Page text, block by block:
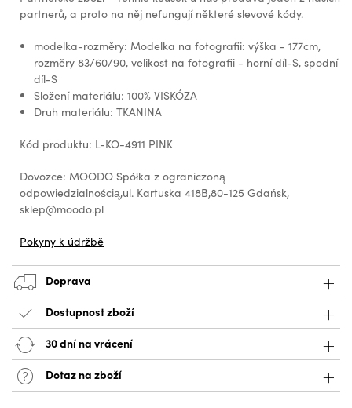
partnerů, a proto na něj nefungují některé slevové kódy.
modelka-rozměry: Modelka na fotografii: výška - 177cm,
rozměry 83/60/90, velikost na fotografii - horní díl-S, spodní
díl-S
Složení materiálu: 100% VISKÓZA
Druh materiálu: TKANINA
Kód produktu: L-KO-4911 PINK
Dovozce: MOODO Spółka z ograniczoną
odpowiedzialnością,ul. Kartuska 418B,80-125 Gdańsk,
sklep@moodo.pl
Pokyny k údržbě
Doprava
Dostupnost zboží
30 dní na vrácení
Dotaz na zboží